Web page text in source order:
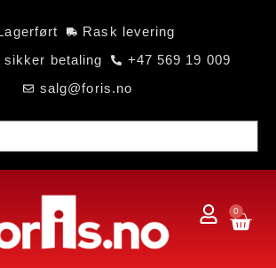
Rask levering
sikker betaling
+47 569 19 009
salg@foris.no
0